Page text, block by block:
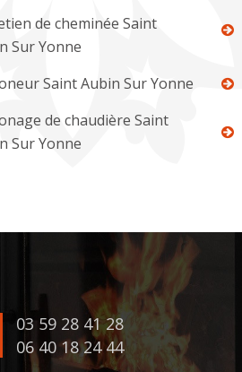
de cheminée Saint
Sur Yonne
Saint Aubin Sur Yonne
de chaudière Saint
Sur Yonne
03 59 28 41 28
06 40 18 24 44